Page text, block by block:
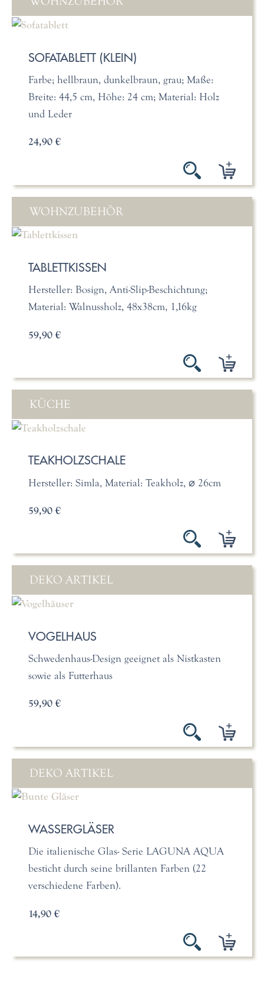
SOFATABLETT (KLEIN)
Farbe; hellbraun, dunkelbraun, grau; Maße:
Breite: 44,5 cm, Höhe: 24 cm; Material: Holz
und Leder
24,90 €
WOHNZUBEHÖR
TABLETTKISSEN
Hersteller: Bosign, Anti-Slip-Beschichtung;
Material: Walnussholz, 48x38cm, 1,16kg
59,90 €
KÜCHE
TEAKHOLZSCHALE
Hersteller: Simla, Material: Teakholz, ⌀ 26cm
59,90 €
DEKO ARTIKEL
VOGELHAUS
Schwedenhaus-Design geeignet als Nistkasten
sowie als Futterhaus
59,90 €
DEKO ARTIKEL
WASSERGLÄSER
Die italienische Glas- Serie LAGUNA AQUA
besticht durch seine brillanten Farben (22
verschiedene Farben).
14,90 €